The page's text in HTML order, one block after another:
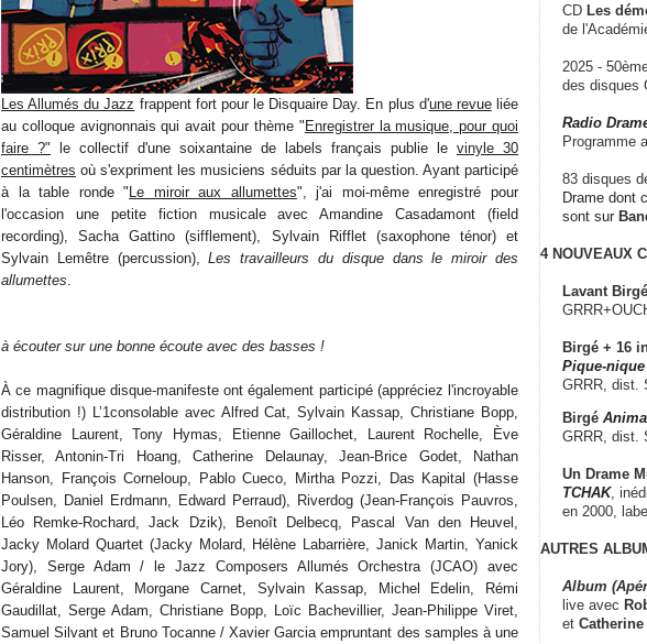
Les Allumés du Jazz frappent fort pour le Disquaire Day. En plus d'une revueliée
au colloque avignonnais qui avait pour thème " Enregistrer la musique, pour quoi
faire ?" le collectif d'une soixantaine de labels français publie le vinyle 30
centimètres où s'expriment les musiciens séduits par la question. Ayant participé
à la table ronde " Le miroir aux allumettes", j'ai moi-même enregistré pour
l'occasion une petite fiction musicale avec Amandine Casadamont (field
recording), Sacha Gattino (sifflement), Sylvain Rifflet (saxophone ténor) et
Sylvain Lemêtre (percussion),Les travailleurs du disque dans le miroir des
allumettes
à écouter sur une bonne écoute avec des basses !
À ce magnifique disque-manifeste ont également participé (appréciez l'incroyable
distribution !) L’1consolable avec Alfred Cat, Sylvain Kassap, Christiane Bopp,
Géraldine Laurent, Tony Hymas, Etienne Gaillochet, Laurent Rochelle, Ève
Risser, Antonin-Tri Hoang, Catherine Delaunay, Jean-Brice Godet, Nathan
Hanson, François Corneloup, Pablo Cueco, Mirtha Pozzi, Das Kapital (Hasse
Poulsen, Daniel Erdmann, Edward Perraud), Riverdog (Jean-François Pauvros,
Léo Remke-Rochard, Jack Dzik), Benoît Delbecq, Pascal Van den Heuvel,
Jacky Molard Quartet (Jacky Molard, Hélène Labarrière, Janick Martin, Yanick
Jory), Serge Adam / le Jazz Composers Allumés Orchestra (JCAO) avec
Géraldine Laurent, Morgane Carnet, Sylvain Kassap, Michel Edelin, Rémi
Gaudillat, Serge Adam, Christiane Bopp, Loïc Bachevillier, Jean-Philippe Viret,
Samuel Silvant et Bruno Tocanne / Xavier Garcia empruntant des samples à une
CD Les
de
2025 -
des disques
Radio
Programme
83 disques
Drame dont
sont sur
4 NOUVEAUX
Lavant Birgé
Birgé + 16
Pique-
GRRR, dist.
Birgé
GRRR, dist.
Un Drame
TCHAK,
en 2000,
AUTRES
Album
live avec
et